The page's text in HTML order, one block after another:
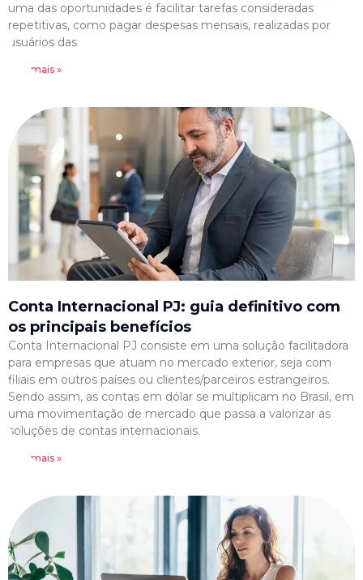
uma das oportunidades é facilitar tarefas consideradas
repetitivas, como pagar despesas mensais, realizadas por
usuários das
Leia mais »
Conta Internacional PJ: guia definitivo com
os principais benefícios
Conta Internacional PJ consiste em uma solução facilitadora
para empresas que atuam no mercado exterior, seja com
filiais em outros países ou clientes/parceiros estrangeiros.
Sendo assim, as contas em dólar se multiplicam no Brasil, em
uma movimentação de mercado que passa a valorizar as
soluções de contas internacionais.
Leia mais »